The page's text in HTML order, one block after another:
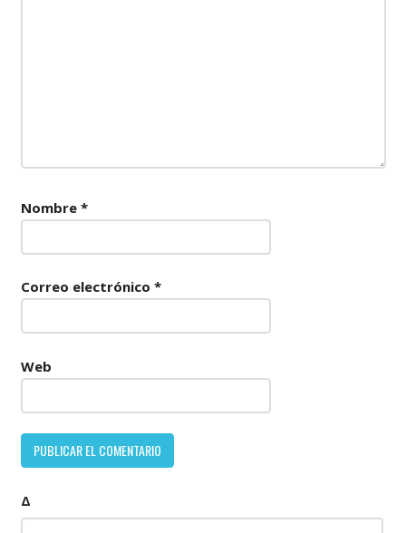
Nombre *
Correo electrónico *
Web
Δ